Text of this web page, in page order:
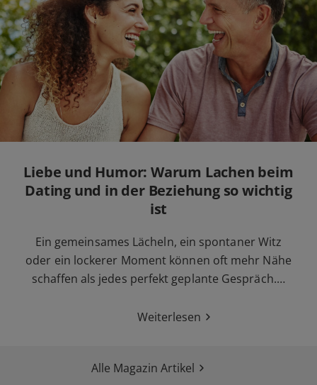
Liebe und Humor: Warum Lachen beim
Dating und in der Beziehung so wichtig
ist
Ein gemeinsames Lächeln, ein spontaner Witz
oder ein lockerer Moment können oft mehr Nähe
schaffen als jedes perfekt geplante Gespräch.…
Weiterlesen
Alle Magazin Artikel